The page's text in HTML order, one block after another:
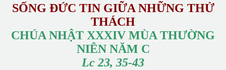
SỐNG ĐỨC TIN GIỮA NHỮNG THỬ
THÁCH
CHÚA NHẬT XXXIV MÙA THƯỜNG
NIÊN NĂM C
Lc 23, 35-43